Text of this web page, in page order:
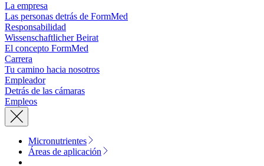
La empresa
Las personas detrás de FormMed
Responsabilidad
Wissenschaftlicher Beirat
El concepto FormMed
Carrera
Tu camino hacia nosotros
Empleador
Detrás de las cámaras
Empleos
Micronutrientes
Áreas de aplicación